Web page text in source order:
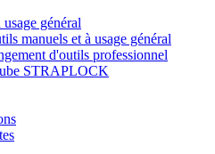
général
manuels et à usage général
d'outils professionnel
STRAPLOCK